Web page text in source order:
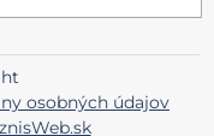
osobných údajov